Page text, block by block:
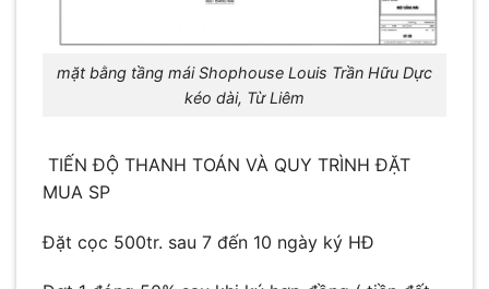
mặt bằng tầng mái Shophouse Louis Trần Hữu Dực
kéo dài, Từ Liêm
TIẾN ĐỘ THANH TOÁN VÀ QUY TRÌNH ĐẶT
MUA SP
Đặt cọc 500tr. sau 7 đến 10 ngày ký HĐ